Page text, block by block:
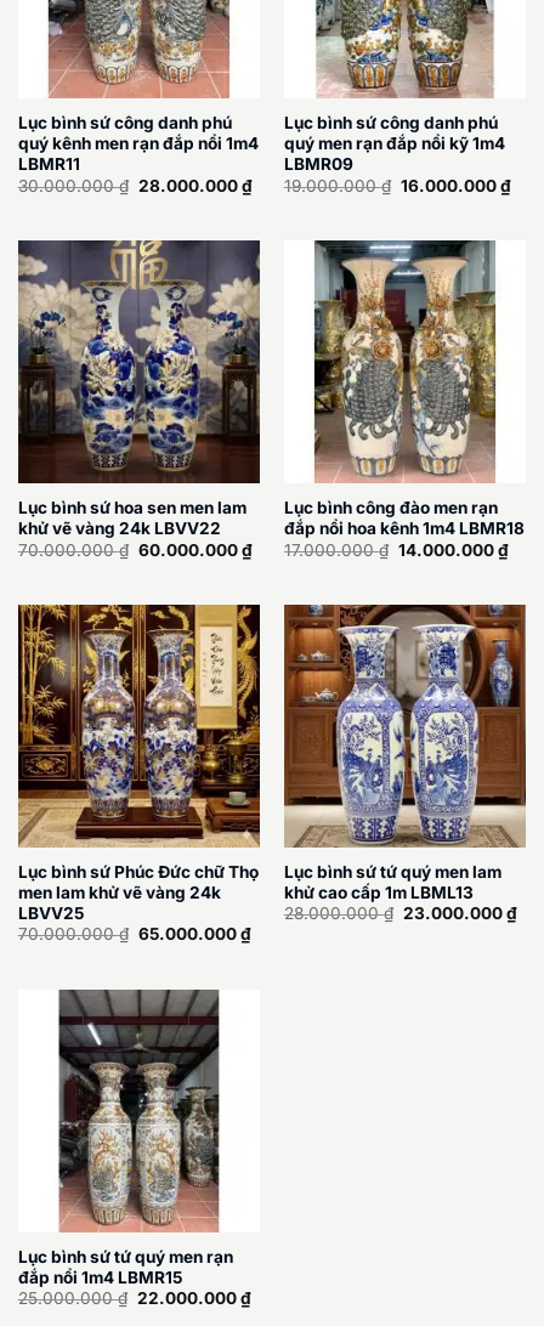
Lục bình sứ công danh phú
quý kênh men rạn đắp nổi 1m4
LBMR11
30.000.000₫ Giá
gốc
28.000.000₫Giá
hiện
28.000.000 ₫.
Lục bình sứ công danh phú
quý men rạn đắp nổi kỹ 1m4
LBMR09
19.000.000₫ Giá
16.000.000₫Giá
hiện
Lục bình sứ hoa sen men lam
khử vẽ vàng 24k LBVV22
70.000.000₫ Giá
60.000.000₫Giá
hiện
60.000.000 ₫.
Lục bình công đào men rạn
đắp nổi hoa kênh 1m4 LBMR18
17.000.000₫ Giá
14.000.000₫Giá
hiện
Lục bình sứ Phúc Đức chữ Thọ
men lam khử vẽ vàng 24k
LBVV25
70.000.000₫ Giá
65.000.000₫Giá
hiện
Lục bình sứ tứ quý men lam
khử cao cấp 1m LBML13
28.000.000₫ Giá
23.000.000₫Giá
Lục bình sứ tứ quý men rạn
đắp nổi 1m4 LBMR15
25.000.000₫ Giá
22.000.000₫Giá
hiện